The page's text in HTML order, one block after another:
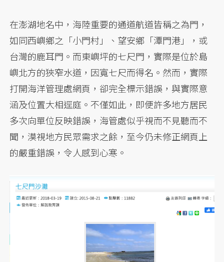
在澎湖地名中，海陸重要的通道航道皆稱之為門，
如同西嶼鄉之「小門村」、望安鄉「潭門港」，或
台灣的鹿耳門。而東嶼坪的七尺門，實際是位於島
嶼北方的狹窄水道，因寬七尺而得名。然而，實際
打開海洋管理處網頁，卻完全標示錯誤，與實際意
涵及位置大相逕庭。不僅如此，即便許多地方居民
多次向單位反映錯誤，海管處似乎視而不見聽而不
聞，漠視地方民眾需求之餘，至今仍未修正網頁上
的嚴重錯誤，令人感到心寒。